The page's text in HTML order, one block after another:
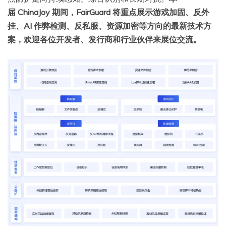
届 ChinaJoy 期间，FairGuard 将重点展示游戏加固、反外
挂、AI 作弊检测、反私服、资源加密等方向的最新技术方
案，欢迎各位开发者、发行商和行业伙伴来展位交流。